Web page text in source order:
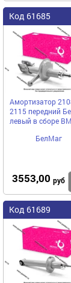
Код 61685
Амортизатор
2115 передний
левый в сборе
БелМаг
3553,00 руб
Код 61689